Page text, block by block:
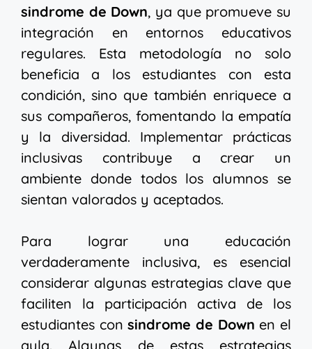
sindrome de Down, ya que promueve su
integración en entornos educativos
regulares. Esta metodología no solo
beneficia a los estudiantes con esta
condición, sino que también enriquece a
sus compañeros, fomentando la empatía
y la diversidad. Implementar prácticas
inclusivas contribuye a crear un
ambiente donde todos los alumnos se
sientan valorados y aceptados.
Para lograr una educación
verdaderamente inclusiva, es esencial
considerar algunas estrategias clave que
faciliten la participación activa de los
estudiantes consindrome de Down en el
aula. Algunas de estas estrategias